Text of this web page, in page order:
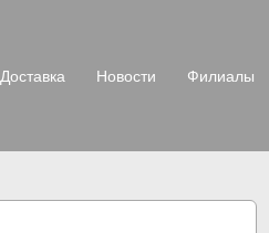
Доставка Новости Филиалы